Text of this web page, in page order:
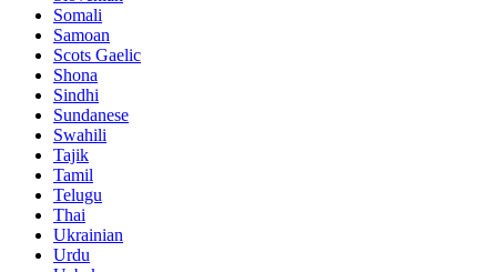
Somali
Samoan
Scots Gaelic
Shona
Sindhi
Sundanese
Swahili
Tajik
Tamil
Telugu
Thai
Ukrainian
Urdu